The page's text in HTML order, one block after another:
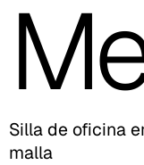
Silla de oficina
malla